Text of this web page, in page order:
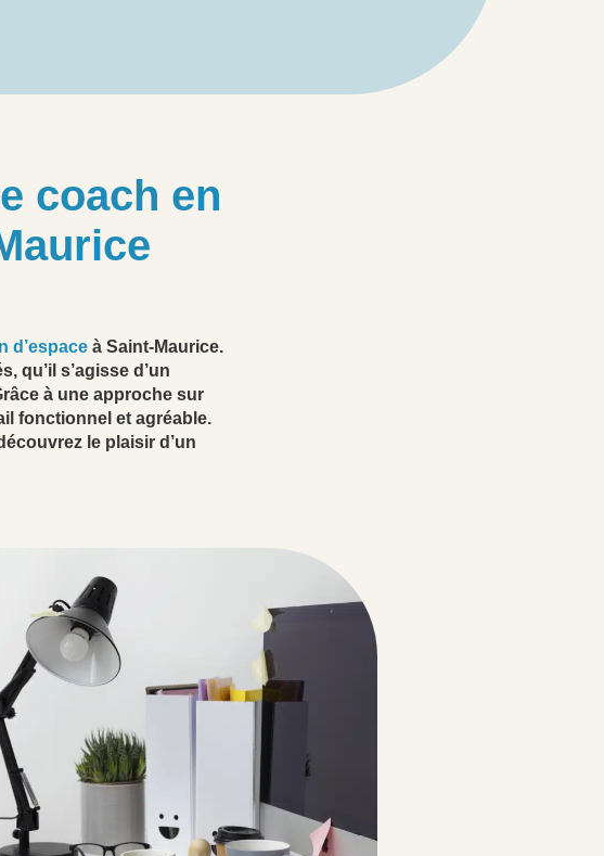
coach en
d’espaceà Saint-Maurice.
qu’il s’agisse d’un
à une approche sur
fonctionnel et agréable.
le plaisir d’un